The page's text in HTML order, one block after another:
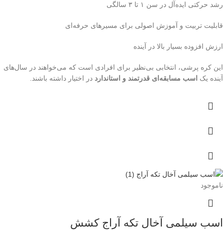
رشد حرکتی ایده‌آل در سن ۱ تا ۳ سالگی
قابلیت تربیت و آموزش اصولی برای مسیرهای حرفه‌ای
ارزش افزوده بسیار بالا در آینده
این کره پرشی، انتخابی بی‌نظیر برای افرادی است که می‌خواهند در سال‌های
آینده یک
اسب مسابقه‌ای قدرتمند و استاندارد در اختیار داشته باشند.
ناموجود
اسب سیلمی آخال تکه آراج کشش